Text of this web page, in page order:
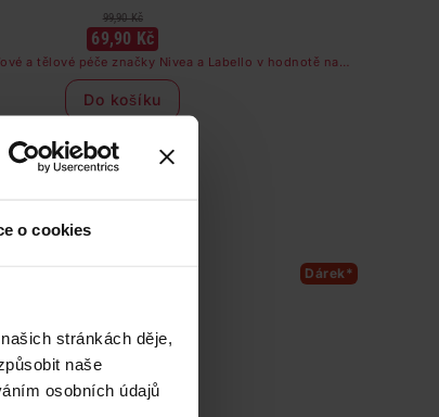
o cookies
stránkách děje,
naše
osobních údajů
99,90 Kč
69,90 Kč
a tělové péče značky Nivea a Labello v hodnotě nad
249 Kč dostanete odličovač očí zdarma
Do košíku
dostupné online
načítám
Dárek*